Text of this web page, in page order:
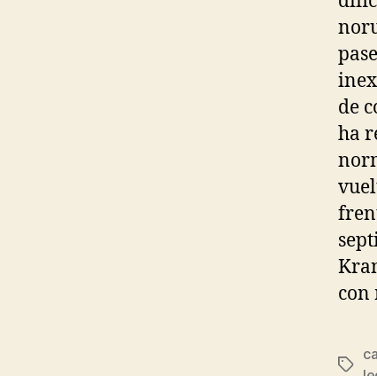
de
ha
con